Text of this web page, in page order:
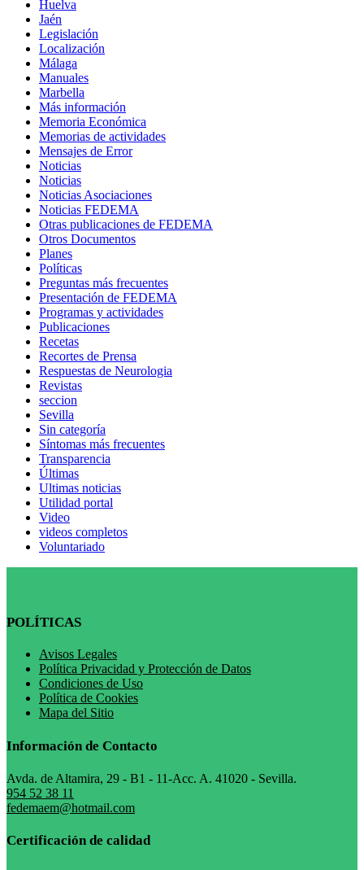
Huelva
Jaén
Legislación
Localización
Málaga
Manuales
Marbella
Más información
Memoria Económica
Memorias de actividades
Mensajes de Error
Noticias
Noticias
Noticias Asociaciones
Noticias FEDEMA
Otras publicaciones de FEDEMA
Otros Documentos
Planes
Políticas
Preguntas más frecuentes
Presentación de FEDEMA
Programas y actividades
Publicaciones
Recetas
Recortes de Prensa
Respuestas de Neurologia
Revistas
seccion
Sevilla
Sin categoría
Síntomas más frecuentes
Transparencia
Últimas
Ultimas noticias
Utilidad portal
Video
videos completos
Voluntariado
POLÍTICAS
Avisos Legales
Política Privacidad y Protección de Datos
Condiciones de Uso
Política de Cookies
Mapa del Sitio
Información de Contacto
Avda. de Altamira, 29 - B1 - 11-Acc. A. 41020 - Sevilla.
954 52 38 11
fedemaem@hotmail.com
Certificación de calidad